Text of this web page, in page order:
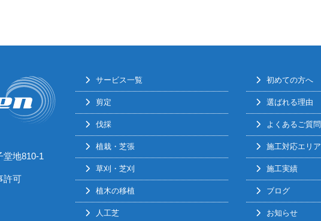
堂地810-1
許可
サービス一覧
剪定
伐採
植栽・芝張
草刈・芝刈
植木の移植
人工芝
初めての方へ
選ばれる理由
よくあるご質問
施工対応エリア
施工実績
ブログ
お知らせ